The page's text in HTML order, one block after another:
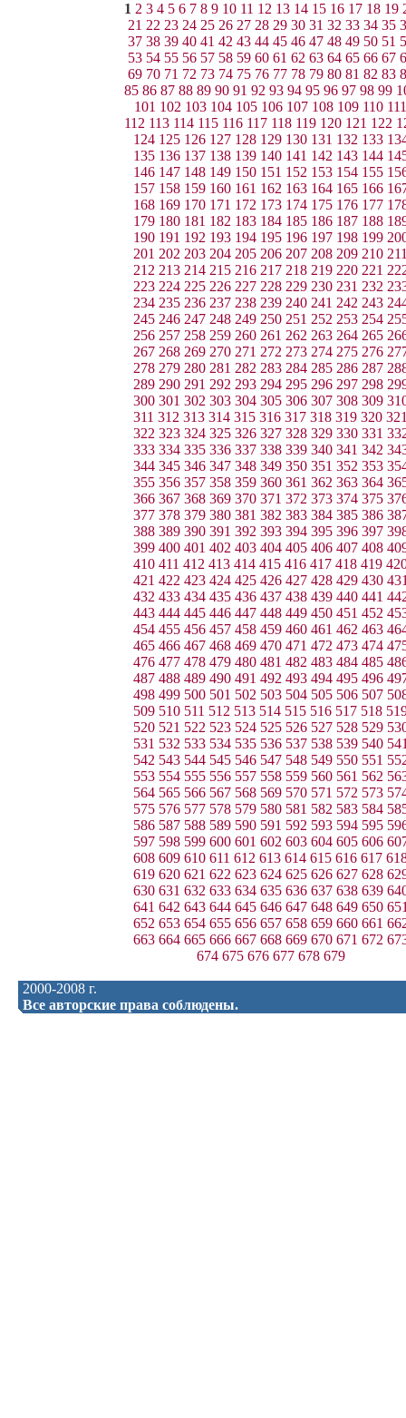
1 2 3 4 5 6 7 8 9 10 11 12 13 14 15 16 17 18 19
21 22 23 24 25 26 27 28 29 30 31 32 33 34 35
37 38 39 40 41 42 43 44 45 46 47 48 49 50 51
53 54 55 56 57 58 59 60 61 62 63 64 65 66 67
69 70 71 72 73 74 75 76 77 78 79 80 81 82 83
85 86 87 88 89 90 91 92 93 94 95 96 97 98 99
101 102 103 104 105 106 107 108 109 110 111
112 113 114 115 116 117 118 119 120 121 122
124 125 126 127 128 129 130 131 132 133
135 136 137 138 139 140 141 142 143 144
146 147 148 149 150 151 152 153 154 155
157 158 159 160 161 162 163 164 165 166
168 169 170 171 172 173 174 175 176 177
179 180 181 182 183 184 185 186 187 188
190 191 192 193 194 195 196 197 198 199
201 202 203 204 205 206 207 208 209 210
212 213 214 215 216 217 218 219 220 221
223 224 225 226 227 228 229 230 231 232
234 235 236 237 238 239 240 241 242 243
245 246 247 248 249 250 251 252 253 254
256 257 258 259 260 261 262 263 264 265
267 268 269 270 271 272 273 274 275 276
278 279 280 281 282 283 284 285 286 287
289 290 291 292 293 294 295 296 297 298
300 301 302 303 304 305 306 307 308 309
311 312 313 314 315 316 317 318 319 320
322 323 324 325 326 327 328 329 330 331
333 334 335 336 337 338 339 340 341 342
344 345 346 347 348 349 350 351 352 353
355 356 357 358 359 360 361 362 363 364
366 367 368 369 370 371 372 373 374 375
377 378 379 380 381 382 383 384 385 386
388 389 390 391 392 393 394 395 396 397
399 400 401 402 403 404 405 406 407 408
410 411 412 413 414 415 416 417 418 419
421 422 423 424 425 426 427 428 429 430
432 433 434 435 436 437 438 439 440 441
443 444 445 446 447 448 449 450 451 452
454 455 456 457 458 459 460 461 462 463
465 466 467 468 469 470 471 472 473 474
476 477 478 479 480 481 482 483 484 485
487 488 489 490 491 492 493 494 495 496
498 499 500 501 502 503 504 505 506 507
509 510 511 512 513 514 515 516 517 518
520 521 522 523 524 525 526 527 528 529
531 532 533 534 535 536 537 538 539 540
542 543 544 545 546 547 548 549 550 551
553 554 555 556 557 558 559 560 561 562
564 565 566 567 568 569 570 571 572 573
575 576 577 578 579 580 581 582 583 584
586 587 588 589 590 591 592 593 594 595
597 598 599 600 601 602 603 604 605 606
608 609 610 611 612 613 614 615 616 617
619 620 621 622 623 624 625 626 627 628
630 631 632 633 634 635 636 637 638 639
641 642 643 644 645 646 647 648 649 650
652 653 654 655 656 657 658 659 660 661
663 664 665 666 667 668 669 670 671 672
674 675 676 677 678 679
2000-2008 г.
Все авторские права соблюдены.